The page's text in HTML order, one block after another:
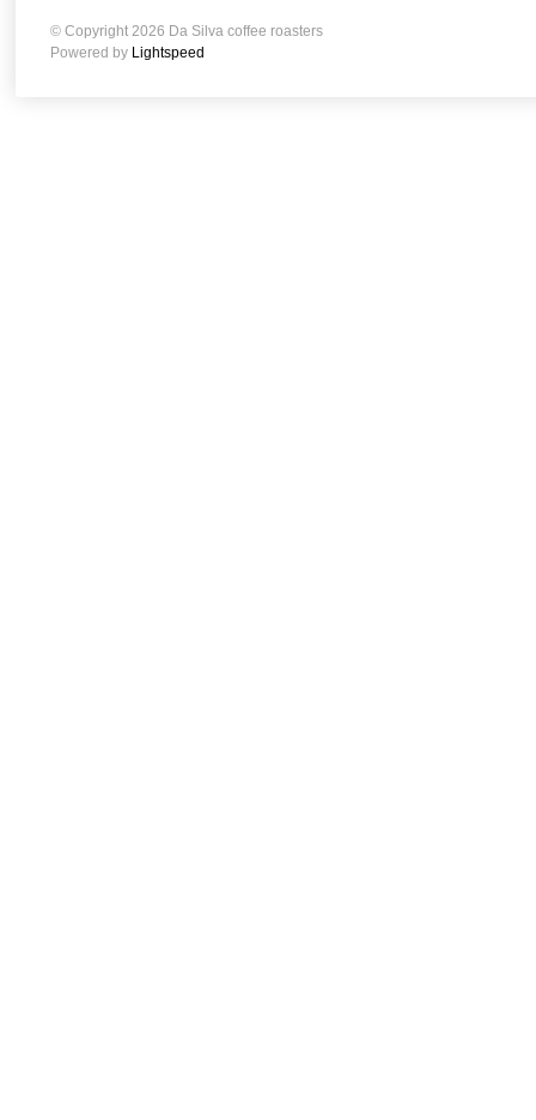
© Copyright 2026 Da Silva coffee roasters
Powered by Lightspeed